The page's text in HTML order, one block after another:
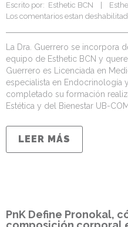
Escrito por:  Esthetic BCN    |
Los comentarios estan
La Dra. Guerrero se incorpora
equipo de Esthetic BCN y
Guerrero es Licenciada en
especialista en Endocrinología
completado su formación
Estética y del Bienestar UB-
LEER MÁS
PnK Define Pronokal,